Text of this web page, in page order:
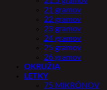
21 gramov
22 gramov
23 gramov
24 gramov
25 gramov
26 gramov
OKRUŽIA
LETKY
75 MIKRÓNOV